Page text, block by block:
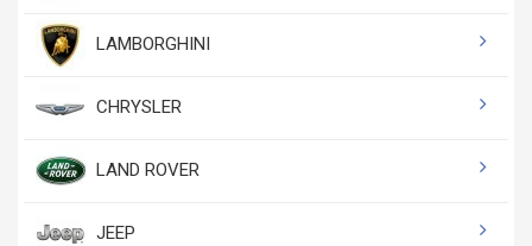
LAMBORGHINI
CHRYSLER
LAND ROVER
JEEP